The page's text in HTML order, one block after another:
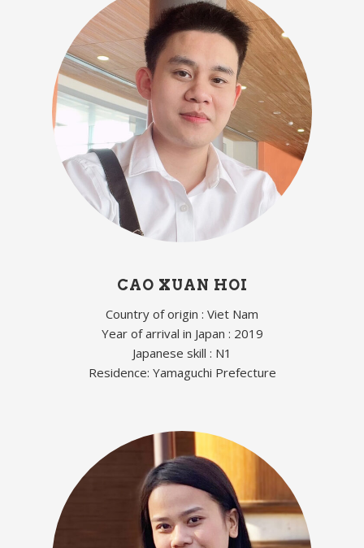
CAO XUAN HOI
Country of origin : Viet Nam
Year of arrival in Japan : 2019
Japanese skill : N1
Residence: Yamaguchi Prefecture